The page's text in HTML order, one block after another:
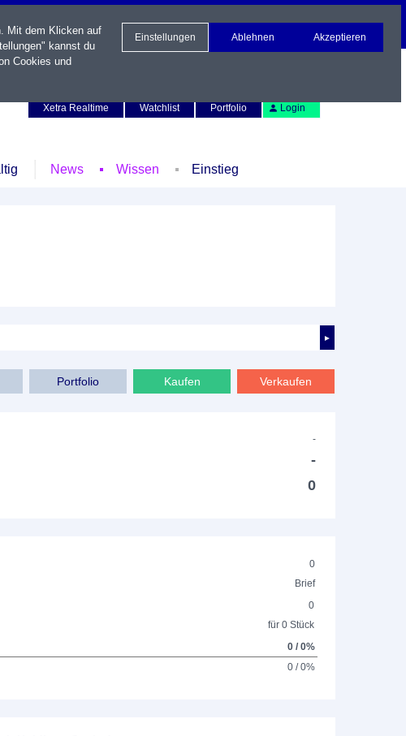
Xetra Realtime
Watchlist Portfolio Login
News Wissen Einstieg
►
Portfolio Kaufen Verkaufen
-
-
0
0
Brief
0
für 0 Stück
0 / 0%
0 / 0%
Mit dem Klicken auf
kannst du
Cookies und
Einstellungen Ablehnen Akzeptieren